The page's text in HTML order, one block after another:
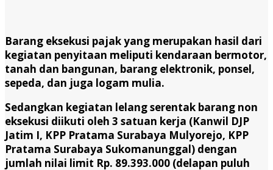
Barang eksekusi pajak yang merupakan hasil dari
kegiatan penyitaan meliputi kendaraan bermotor,
tanah dan bangunan, barang elektronik, ponsel,
sepeda, dan juga logam mulia.
Sedangkan kegiatan lelang serentak barang non
eksekusi diikuti oleh 3 satuan kerja (Kanwil DJP
Jatim I, KPP Pratama Surabaya Mulyorejo, KPP
Pratama Surabaya Sukomanunggal) dengan
jumlah nilai limit Rp. 89.393.000 (delapan puluh